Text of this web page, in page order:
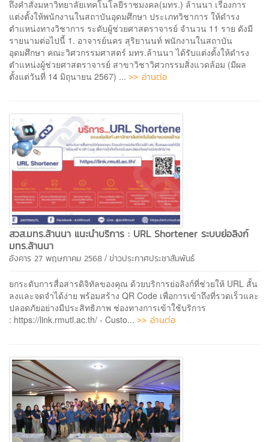
ถึงคำสั่งมหาวิทยาลัยเทคโนโลยีราชมงคล(มทร.) ล้านนา เรื่องการ
แต่งตั้งให้พนักงานในสถาบันอุดมศึกษา ประเภทวิชาการ ให้ดำรง
ตำแหน่งทางวิชาการ ระดับผู้ช่วยศาสตราจารย์ จำนวน 11 ราย ดังมี
รายนามต่อไปนี้ 1. อาจารย์นคร สุริยานนท์ พนักงานในสถาบัน
อุดมศึกษา คณะวิศวกรรมศาสตร์ มทร.ล้านนา ได้รับแต่งตั้งให้ดำรง
ตำแหน่งผู้ช่วยศาสตราจารย์ สาขาวิชาวิศวกรรมสิ่งแวดล้อม (มีผล
ตั้งแต่วันที่ 14 มิถุนายน 2567) ... >> อ่านต่อ
สวส.มทร.ล้านนา แนะนำบริการ : URL Shortener ระบบย่อลิงก์
มทร.ล้านนา
อังคาร 27 พฤษภาคม 2568 / ข่าวประกาศประชาสัมพันธ์
ยกระดับการสื่อสารดิจิทัลของคุณ ด้วยบริการย่อลิงก์ที่ช่วยให้ URL สั้น
ลงและจดจำได้ง่าย พร้อมสร้าง QR Code เพื่อการเข้าถึงที่รวดเร็วและ
ปลอดภัยอย่างมีประสิทธิภาพ ช่องทางการเข้าใช้บริการ
: https://link.rmutl.ac.th/ - Custo... >> อ่านต่อ